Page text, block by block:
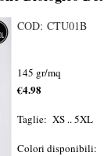
COD: CTU01B
145 gr/mq
€4.98
Taglie: XS .. 5XL
Colori disponibili: